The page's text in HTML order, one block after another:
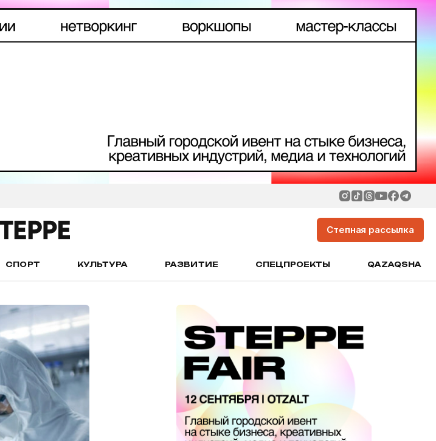
Степная рассылка
СПОРТ КУЛЬТУРА РАЗВИТИЕ СПЕЦПРОЕКТЫ QAZAQSHA